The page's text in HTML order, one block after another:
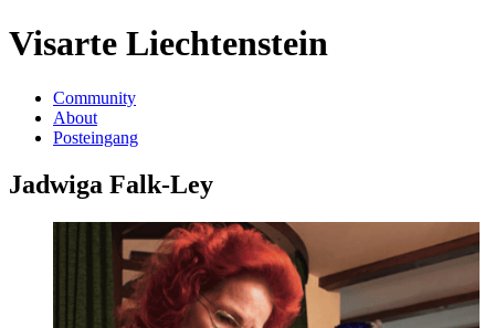
Visarte Liechtenstein
Community
About
Posteingang
Jadwiga Falk-Ley